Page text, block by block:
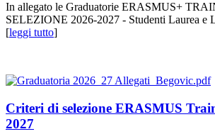
In allegato le Graduatorie ERASMUS+
SELEZIONE 2026-2027 - Studenti Laurea e
[leggi tutto]
Criteri di selezione ERASMUS
2027